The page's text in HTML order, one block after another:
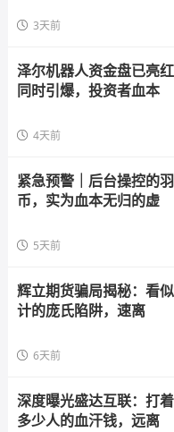
3天前
泽尔机器人资金盘已亮
同时引爆，投资者血本
4天前
紧急预警｜后台操控的
币，实为血本无归的虚
5天前
辉立期货骗局揭秘：看
计的庞氏陷阱，速离
6天前
深度曝光盛达互联：打
多少人的血汗钱，远离